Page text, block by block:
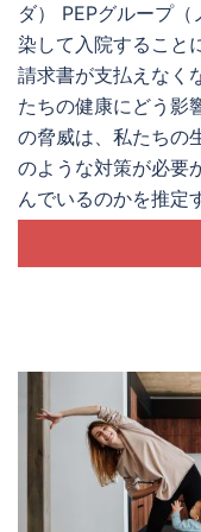
ダ） PEPグループ
染して入院すること
請求書が支払えなく
たちの健康にどう
の脅威は、私たちの
のような対策が必要
んでいるのかを推定
れは確かにパンデミ
が感染したり、職を
常に推定しているの
法には個人差が大き
人もいます